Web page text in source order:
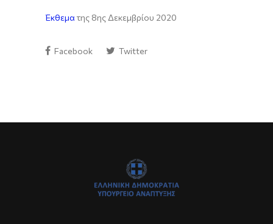
Έκθεμα της 8ης Δεκεμβρίου 2020
Facebook Twitter